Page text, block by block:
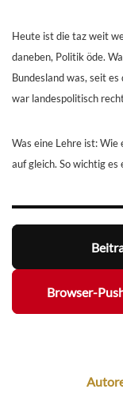
Heute ist die taz weit
daneben, Politik öde.
Bundesland was, seit
war landespolitisch
Was eine Lehre ist:
auf gleich. So wichtig es
Browser-